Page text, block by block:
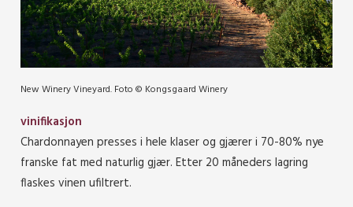
New Winery Vineyard. Foto © Kongsgaard Winery
vinifikasjon
Chardonnayen presses i hele klaser og gjærer i 70-80% nye
franske fat med naturlig gjær. Etter 20 måneders lagring
flaskes vinen ufiltrert.